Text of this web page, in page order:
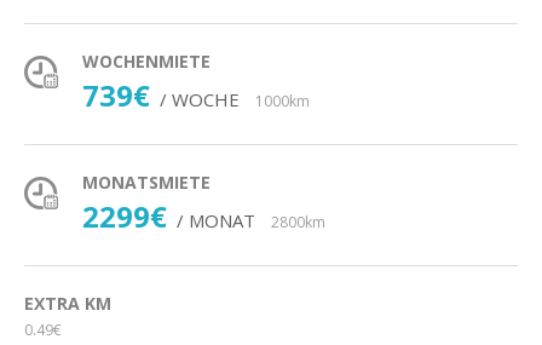
WOCHENMIETE
739€ / WOCHE 1000km
MONATSMIETE
2299€ / MONAT 2800km
EXTRA KM
0.49€